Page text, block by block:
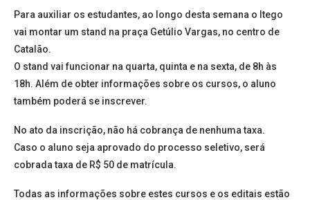
Para auxiliar os estudantes, ao longo desta semana o Itego
vai montar um stand na praça Getúlio Vargas, no centro de
Catalão.
O stand vai funcionar na quarta, quinta e na sexta, de 8h às
18h. Além de obter informações sobre os cursos, o aluno
também poderá se inscrever.
No ato da inscrição, não há cobrança de nenhuma taxa.
Caso o aluno seja aprovado do processo seletivo, será
cobrada taxa de R$ 50 de matrícula.
Todas as informações sobre estes cursos e os editais estão